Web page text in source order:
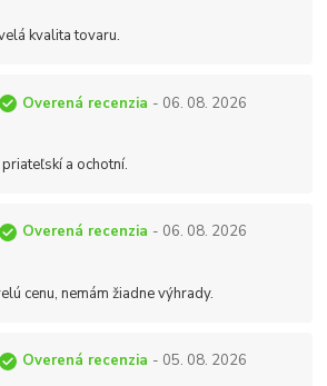
kvalita tovaru.
Overená recenzia - 06. 08. 2026
a ochotní.
Overená recenzia - 06. 08. 2026
cenu, nemám žiadne výhrady.
Overená recenzia - 05. 08. 2026